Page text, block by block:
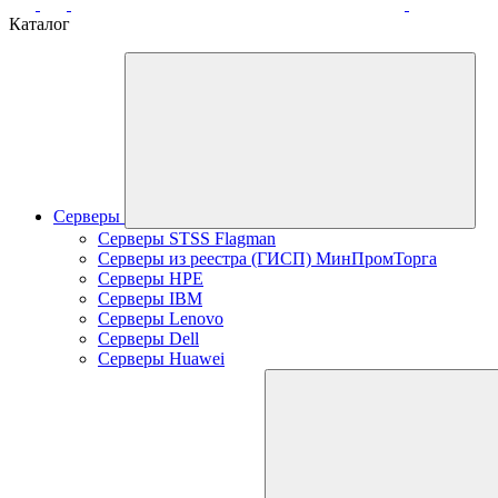
Каталог
Серверы
Серверы STSS Flagman
Серверы из реестра (ГИСП) МинПромТорга
Серверы HPE
Серверы IBM
Серверы Lenovo
Серверы Dell
Серверы Huawei